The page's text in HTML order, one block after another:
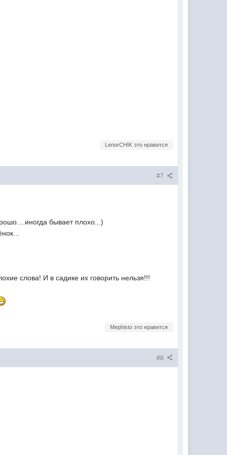
LenorCHIK это нравится
#7
бывает плохо...)
слова! И в садике их говорить нельзя!!!
Mephisto это нравится
#8